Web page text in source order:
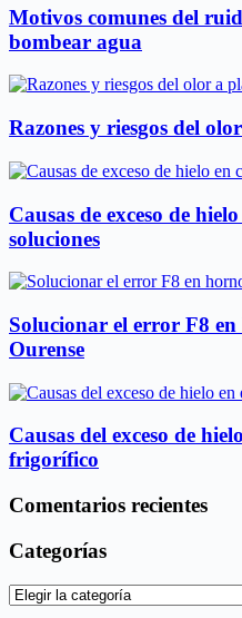
Motivos comunes del
bombear agua
Razones y riesgos del
Causas de exceso de
soluciones
Solucionar el error F8
Ourense
Causas del exceso de
frigorífico
Comentarios recientes
Categorías
Categorías